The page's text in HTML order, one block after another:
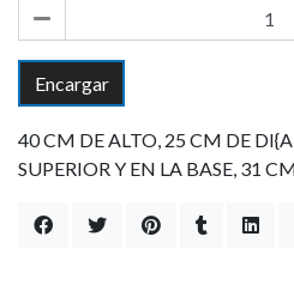
Encargar
40 CM DE ALTO, 25 CM DE
SUPERIOR Y EN LA BASE, 31